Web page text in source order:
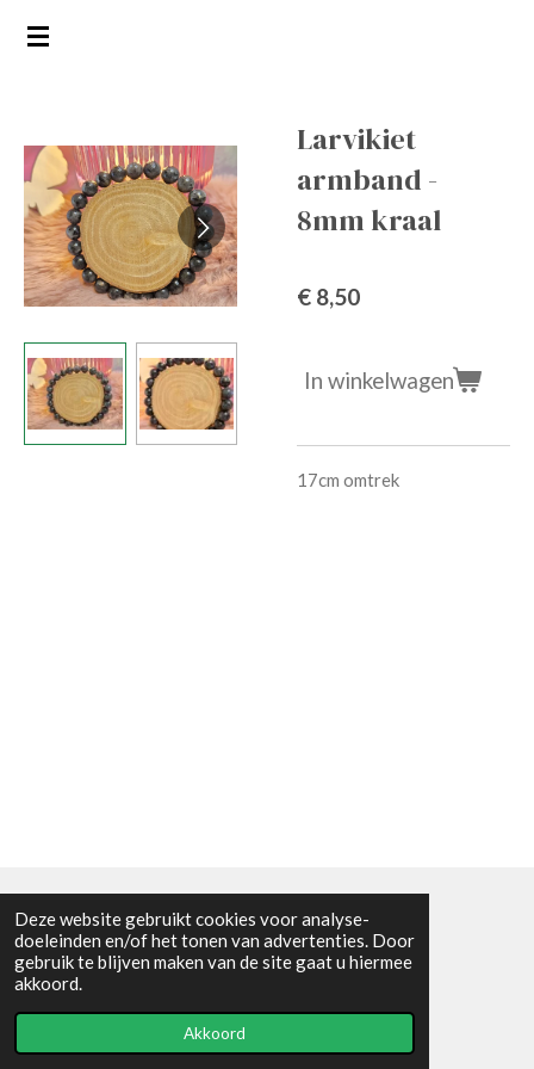
Deze website gebruikt cookies voor analyse-
doeleinden en/of het tonen van advertenties. Door
gebruik te blijven maken van de site gaat u hiermee
akkoord.
Akkoord
Ga
hoofdinhoud
Larvikiet
armband -
8mm kraal
€ 8,50
In winkelwagen
17cm omtrek
Algemene voorwaarden
© 2021 - RC en mineralenshop Het vlinderpad